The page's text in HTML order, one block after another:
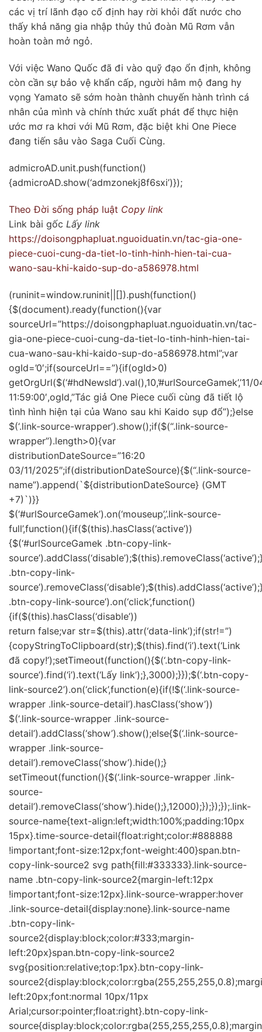
các vị trí lãnh đạo cố định hay rời khỏi đất nước cho
thấy khả năng gia nhập thủy thủ đoàn Mũ Rơm vẫn
hoàn toàn mở ngỏ.
Với việc Wano Quốc đã đi vào quỹ đạo ổn định, không
còn cần sự bảo vệ khẩn cấp, người hâm mộ đang hy
vọng Yamato sẽ sớm hoàn thành chuyến hành trình cá
nhân của mình và chính thức xuất phát để thực hiện
ước mơ ra khơi với Mũ Rơm, đặc biệt khi One Piece
đang tiến sâu vào Saga Cuối Cùng.
admicroAD.unit.push(function()
{admicroAD.show(‘admzonekj8f6sxi’)});
TheoĐời sống pháp luật Copy link
Link bài gốc Lấy link
https://doisongphapluat.nguoiduatin.vn/tac-gia-one-
piece-cuoi-cung-da-tiet-lo-tinh-hinh-hien-tai-cua-
wano-sau-khi-kaido-sup-do-a586978.html
(runinit=window.runinit||[]).push(function()
{$(document).ready(function(){var
sourceUrl=”https://doisongphapluat.nguoiduatin.vn/tac-
gia-one-piece-cuoi-cung-da-tiet-lo-tinh-hinh-hien-tai-
cua-wano-sau-khi-kaido-sup-do-a586978.html”;var
ogId=’0′;if(sourceUrl==”){if(ogId>0)
getOrgUrl($(‘#hdNewsId’).val(),10,’#urlSourceGamek’,’11/
11:59:00′,ogId,”Tác giả One Piece cuối cùng đã tiết lộ
tình hình hiện tại của Wano sau khi Kaido sụp đổ”);}else
$(‘.link-source-wrapper’).show();if($(“.link-source-
wrapper”).length>0){var
distributionDateSource=”16:20
03/11/2025″;if(distributionDateSource){$(“.link-source-
name”).append(`${distributionDateSource} (GMT
+7)`)}}
$(‘#urlSourceGamek’).on(‘mouseup’,’.link-source-
full’,function(){if($(this).hasClass(‘active’))
{$(‘#urlSourceGamek .btn-copy-link-
.btn-copy-link-
.btn-copy-link-source’).on(‘click’,function()
{if($(this).hasClass(‘disable’))
return false;var str=$(this).attr(‘data-link’);if(str!=”)
{copyStringToClipboard(str);$(this).find(‘i’).text(‘Link
đã copy!’);setTimeout(function(){$(‘.btn-copy-link-
source’).find(‘i’).text(‘Lấy link’);},3000);}});$(‘.btn-copy-
link-source2’).on(‘click’,function(e){if(!$(‘.link-source-
wrapper .link-source-detail’).hasClass(‘show’))
$(‘.link-source-wrapper .link-source-
detail’).addClass(‘show’).show();else{$(‘.link-source-
wrapper .link-source-
detail’).removeClass(‘show’).hide();}
setTimeout(function(){$(‘.link-source-wrapper .link-
source-
detail’).removeClass(‘show’).hide();},12000);});});});.link-
source-name{text-align:left;width:100%;padding:10px
15px}.time-source-detail{float:right;color:#888888
!important;font-size:12px;font-weight:400}span.btn-
copy-link-source2 svg path{fill:#333333}.link-source-
name .btn-copy-link-source2{margin-left:12px
!important;font-size:12px}.link-source-wrapper:hover
.link-source-detail{display:none}.link-source-name
.btn-copy-link-
source2{display:block;color:#333;margin-
left:20px}span.btn-copy-link-source2
svg{position:relative;top:1px}.btn-copy-link-
left:20px;font:normal 10px/11px
Arial;cursor:pointer;float:right}.btn-copy-link-